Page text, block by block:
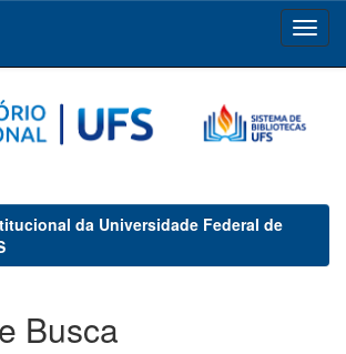
da Universidade Federal de
Busca